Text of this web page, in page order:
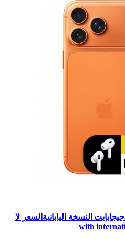
موبايل آيفون 17برو ماكس 512جيجابايت النسخة اليابانيةالسعر لا